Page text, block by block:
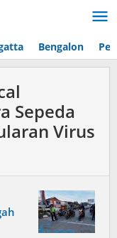
Bengalon
Sepeda
Virus